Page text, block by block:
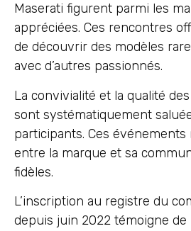
Maserati figurent parmi les
appréciées. Ces rencontres
de découvrir des modèles
avec d’autres passionnés.
La convivialité et la qualité
sont systématiquement
participants. Ces
entre la marque et sa
fidèles.
L’inscription au registre du
depuis juin 2022 témoigne de